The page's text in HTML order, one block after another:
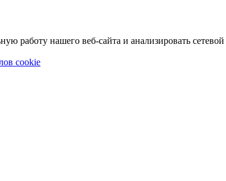
работу нашего веб-сайта и анализировать
cookie